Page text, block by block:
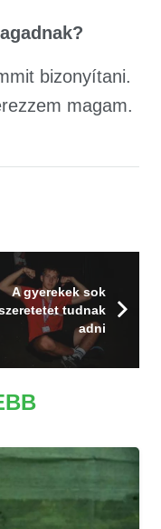
bizonyítani.
magam.
A gyerekek sok
tudnak
adni